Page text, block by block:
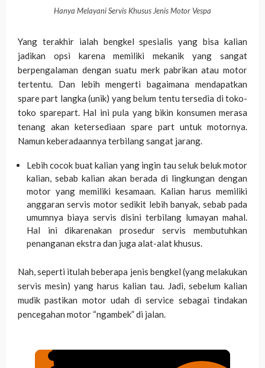
Hanya Melayani Servis Khusus Jenis Motor Vespa
Yang terakhir ialah bengkel spesialis yang bisa kalian
jadikan opsi karena memiliki mekanik yang sangat
berpengalaman dengan suatu merk pabrikan atau motor
tertentu. Dan lebih mengerti bagaimana mendapatkan
spare part langka (unik) yang belum tentu tersedia di toko-
toko sparepart. Hal ini pula yang bikin konsumen merasa
tenang akan ketersediaan spare part untuk motornya.
Namun keberadaannya terbilang sangat jarang.
Lebih cocok buat kalian yang ingin tau seluk beluk motor
kalian, sebab kalian akan berada di lingkungan dengan
motor yang memiliki kesamaan. Kalian harus memiliki
anggaran servis motor sedikit lebih banyak, sebab pada
umumnya biaya servis disini terbilang lumayan mahal.
Hal ini dikarenakan prosedur servis membutuhkan
penanganan ekstra dan juga alat-alat khusus.
Nah, seperti itulah beberapa jenis bengkel (yang melakukan
servis mesin) yang harus kalian tau. Jadi, sebelum kalian
mudik pastikan motor udah di service sebagai tindakan
pencegahan motor “ngambek” di jalan.